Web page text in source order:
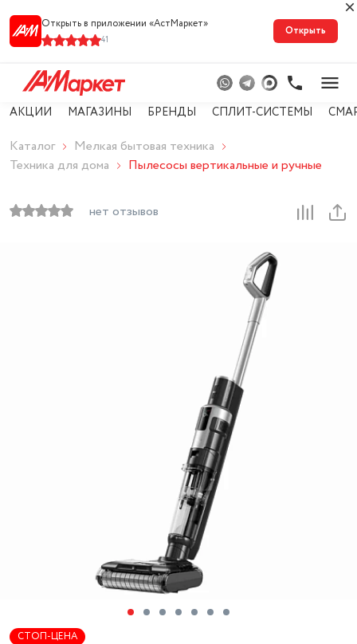
Открыть в приложении «АстМарке‪т‬»
41
Открыть
АКЦИИ МАГАЗИНЫ БРЕНДЫ СПЛИТ-СИСТЕМЫ
Каталог
Мелкая бытовая техника
Техника для дома
Пылесосы вертикальные и ручные
нет отзывов
СТОП-ЦЕНА